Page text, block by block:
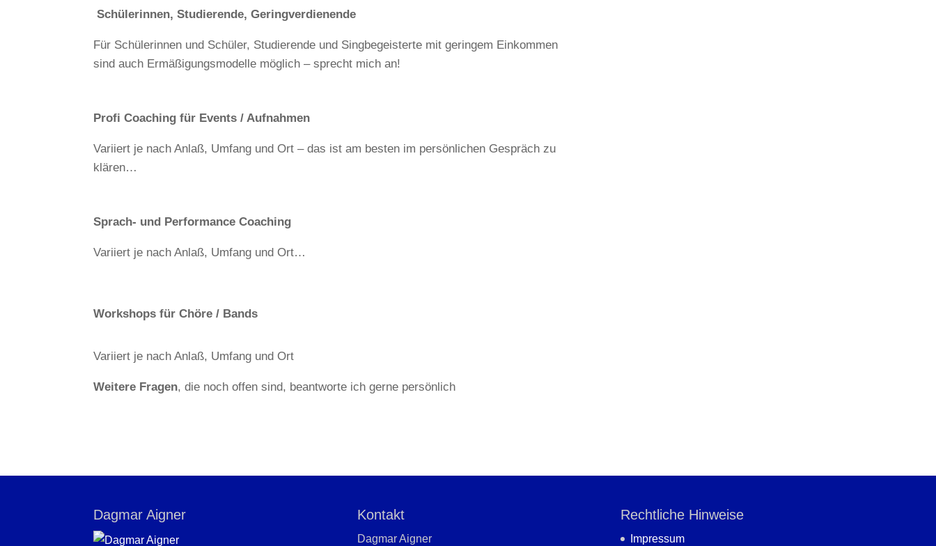
Schülerinnen, Studierende, Geringverdienende
Für Schülerinnen und Schüler, Studierende und Singbegeisterte mit geringem Einkommen
sind auch Ermäßigungsmodelle möglich – sprecht mich an!
Profi Coaching für Events / Aufnahmen
Variiert je nach Anlaß, Umfang und Ort – das ist am besten im persönlichen Gespräch zu
klären…
Sprach- und Performance Coaching
Variiert je nach Anlaß, Umfang und Ort…
Workshops für Chöre / Bands
Variiert je nach Anlaß, Umfang und Ort
Weitere Fragen, die noch offen sind, beantworte ich gerne persönlich
Dagmar Aigner Kontakt
Dagmar Aigner
Rechtliche Hinweise
Impressum